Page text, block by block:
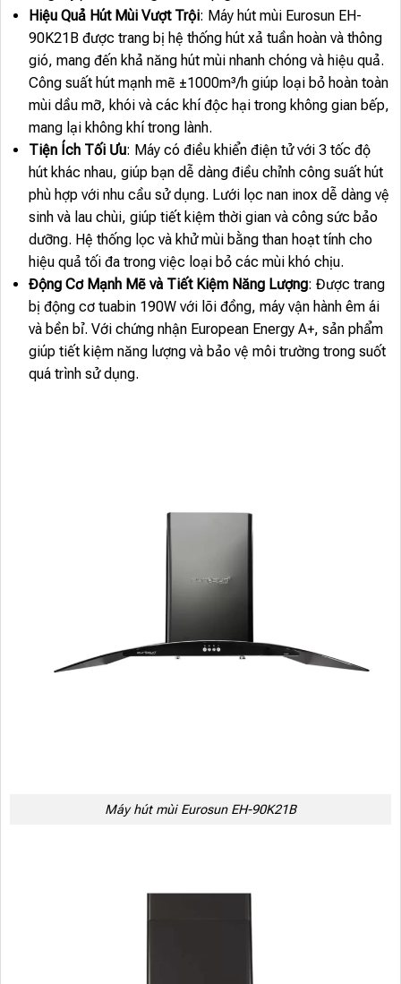
Hiệu Quả Hút Mùi Vượt Trội: Máy hút mùi Eurosun EH-
90K21B được trang bị hệ thống hút xả tuần hoàn và thông
gió, mang đến khả năng hút mùi nhanh chóng và hiệu quả.
Công suất hút mạnh mẽ ±1000m³/h giúp loại bỏ hoàn toàn
mùi dầu mỡ, khói và các khí độc hại trong không gian bếp,
mang lại không khí trong lành.
Tiện Ích Tối Ưu: Máy có điều khiển điện tử với 3 tốc độ
hút khác nhau, giúp bạn dễ dàng điều chỉnh công suất hút
phù hợp với nhu cầu sử dụng. Lưới lọc nan inox dễ dàng vệ
sinh và lau chùi, giúp tiết kiệm thời gian và công sức bảo
dưỡng. Hệ thống lọc và khử mùi bằng than hoạt tính cho
hiệu quả tối đa trong việc loại bỏ các mùi khó chịu.
Động Cơ Mạnh Mẽ và Tiết Kiệm Năng Lượng: Được trang
bị động cơ tuabin 190W với lõi đồng, máy vận hành êm ái
và bền bỉ. Với chứng nhận European Energy A+, sản phẩm
giúp tiết kiệm năng lượng và bảo vệ môi trường trong suốt
quá trình sử dụng.
Máy hút mùi Eurosun EH-90K21B